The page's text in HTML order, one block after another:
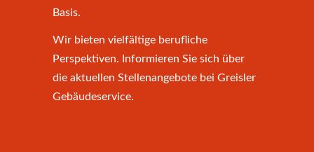
Basis.
Wir bieten vielfältige berufliche
Perspektiven. Informieren Sie sich über
die aktuellen Stellenangebote bei Greisler
Gebäudeservice.